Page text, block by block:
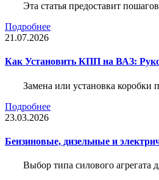
Эта статья предоставит
Подробнее
21.07.2026
Как Установить КПП на ВАЗ:
Замена или установка коробки
Подробнее
23.03.2026
Бензиновые, дизельные и
Выбор типа силового агрегата